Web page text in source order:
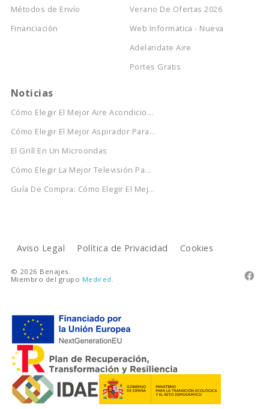
Métodos de Envío
Financiación
Verano De Ofertas 2026
Web Informatica - Nueva
Adelandate Aire
Portes Gratis
Noticias
Cómo Elegir El Mejor Aire Acondicio...
Cómo Elegir El Mejor Aspirador Para...
El Grill En Un Microondas
Cómo Elegir La Mejor Televisión Pa...
Guía De Compra: Cómo Elegir El Mej...
Aviso Legal Política de Privacidad Cookies

© 2026 Benajes.
Miembro del grupo Medired